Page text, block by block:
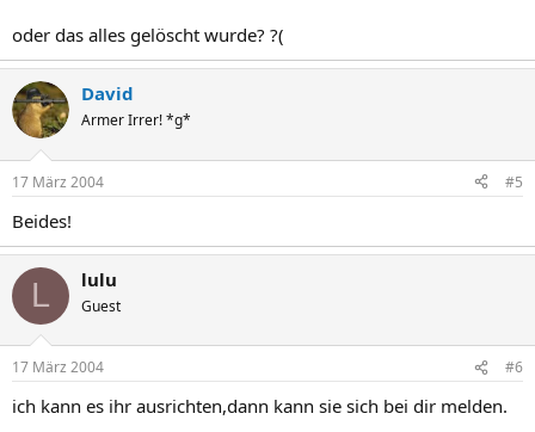
oder das alles gelöscht wurde? ?(
David
Armer Irrer! *g*
17 März 2004 #5
Beides!
L lulu
Guest
17 März 2004 #6
ich kann es ihr ausrichten,dann kann sie sich bei dir melden.